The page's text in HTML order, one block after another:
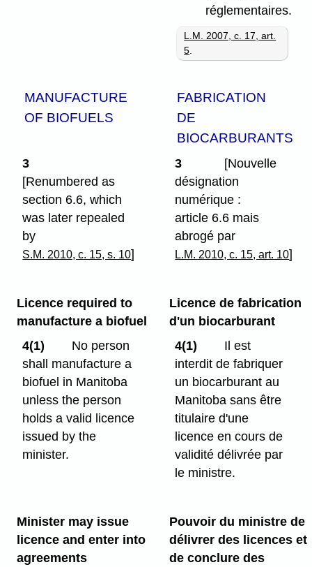
réglementaires.
L.M. 2007, c. 17, art.
5
MANUFACTURE
OF BIOFUELS
FABRICATION
DE
BIOCARBURANTS
3
[Renumbered as
section 6.6, which
was later repealed
by
S.M. 2010, c. 15, s. 10]
3
[Nouvelle
désignation
numérique :
article 6.6 mais
abrogé par
L.M. 2010, c. 15, art. 10]
Licence required to
manufacture a biofuel
4(1)
No person
shall manufacture a
biofuel in Manitoba
unless the person
holds a valid licence
issued by the
minister.
Licence de fabrication
d'un biocarburant
4(1)
Il est
interdit de fabriquer
un biocarburant au
Manitoba sans être
titulaire d'une
licence en cours de
validité délivrée par
le ministre.
Minister may issue
licence and enter into
agreements
Pouvoir du ministre de
délivrer des licences et
de conclure des